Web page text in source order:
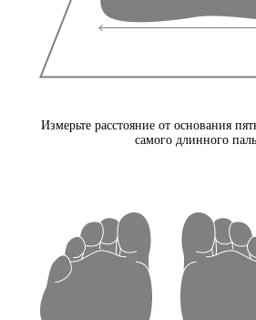
Измерьте расстояние от основания
самого длинного